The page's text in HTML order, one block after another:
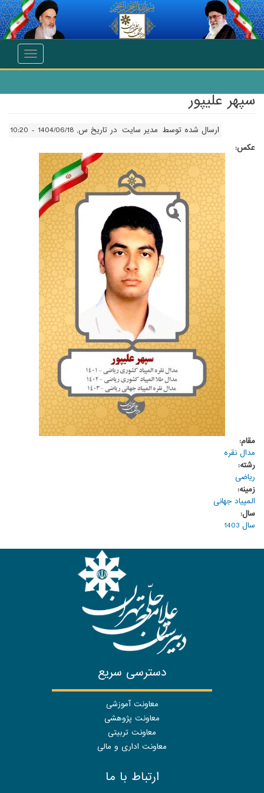
انتقال به محتوای اصلی
Toggle
سپهر علیپور
ارسال شده توسط مدیر سایت در تاریخ س, 1404/06/18 - 10:20
عکس:
مقام:
مدال نقره
رشته:
ریاضی
زمینه:
المپیاد جهانی
سال:
سال 1403
دسترسی سریع
معاونت آموزشی
معاونت پژوهشی
معاونت تربیتی
معاونت اداری و مالی
ارتباط با ما